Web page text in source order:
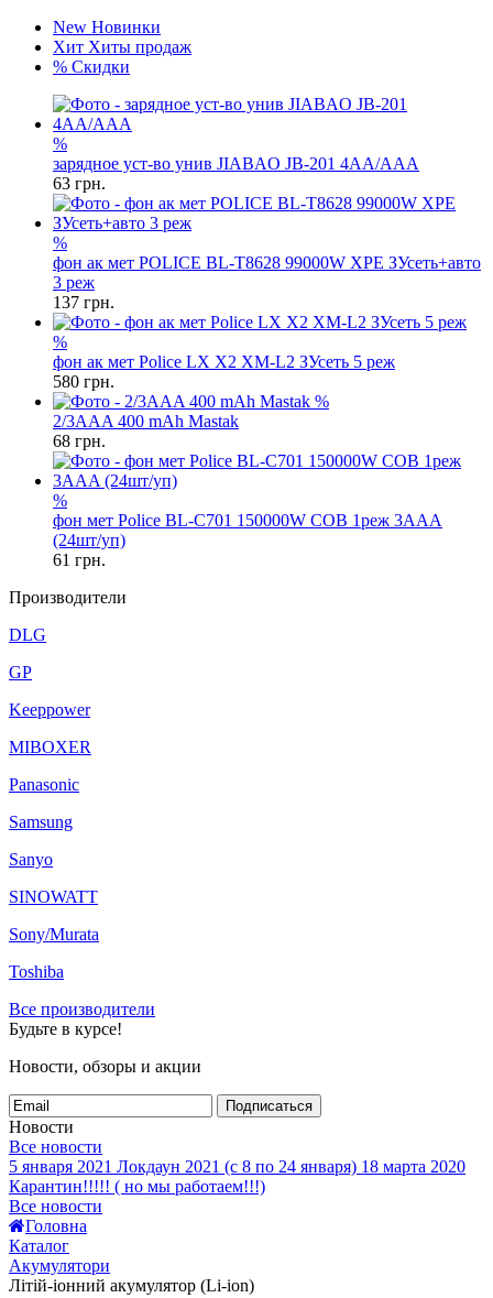
New Новинки
Хит Хиты продаж
% Скидки
%
зарядное уст-во унив JIABAO JB-201 4AA/AAA
63 грн.
%
фон ак мет POLICE BL-T8628 99000W XPE ЗУсеть+авто
3 реж
137 грн.
%
фон ак мет Police LX X2 XM-L2 ЗУсеть 5 реж
580 грн.
%
2/3AAA 400 mAh Mastak
68 грн.
%
фон мет Police BL-C701 150000W COB 1реж 3AAA
(24шт/уп)
61 грн.
Производители
DLG
GP
Keeppower
MIBOXER
Panasonic
Samsung
Sanyo
SINOWATT
Sony/Murata
Toshiba
Все производители
Будьте в курсе!
Новости, обзоры и акции
Подписаться
Новости
Все новости
5 января 2021 Локдаун 2021 (с 8 по 24 января) 18 марта 2020
Карантин!!!!! ( но мы работаем!!!)
Все новости
Головна
Каталог
Акумулятори
Літій-іонний акумулятор (Li-ion)